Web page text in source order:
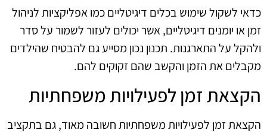
כדאי לשקול שימוש בכלים דיגיטליים כמו אפליקציות לניהול
זמן או יומנים דיגיטליים, אשר יכולים לעזור לשמור על סדר
ולהקל על התארגנות. תכנון נכון מסייע גם להבטיח שהילדים
מקבלים את הזמן והקשב שהם זקוקים להם.
הקצאת זמן לפעילויות משפחתיות
הקצאת זמן לפעילויות משפחתיות חשובה מאוד, גם בתקציב